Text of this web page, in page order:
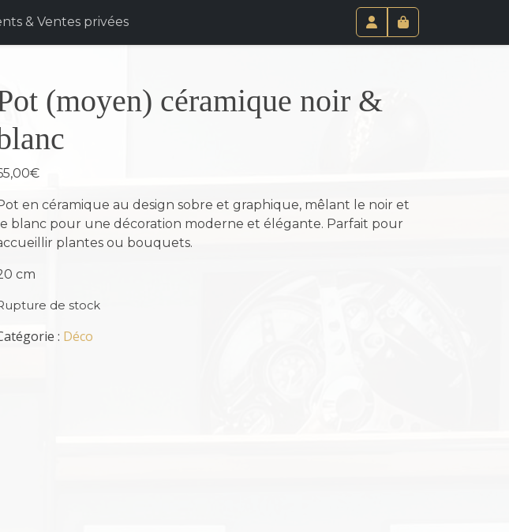
Compte
Paniel
& Ventes privées
(moyen) céramique noir &
€
en céramique au design sobre et graphique, mêlant le noir et
le blanc pour une décoration moderne et élégante. Parfait pour
plantes ou bouquets.
cm
de stock
: Déco